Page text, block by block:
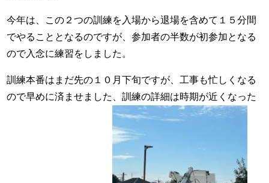
今年は、この２つの訓練を入場から退場を含めて１５分間
でやることとなるのですが、参加者の半数が初参加となる
ので入念に練習をしました。
訓練本番はまだ先の１０月下旬ですが、工事も忙しくなる
ので早めに済ませました、訓練の詳細は時期が近くなった